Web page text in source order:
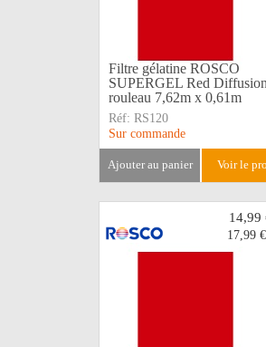
Filtre gélatine ROSCO
SUPERGEL Red
rouleau 7,62m x 0,61m
Réf: RS120
Sur commande
ajouter au panier voir le
14,99
17,99 €